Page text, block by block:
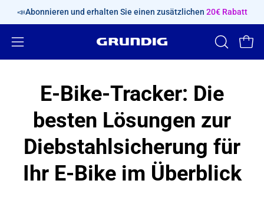
überspringen
📣Abonnieren und erhalten Sie einen zusätzlichen 20€ Rabatt
Navigationsmenü
ÖFFNEN
E-Bike-Tracker: Die
besten Lösungen zur
Diebstahlsicherung für
Ihr E-Bike im Überblick